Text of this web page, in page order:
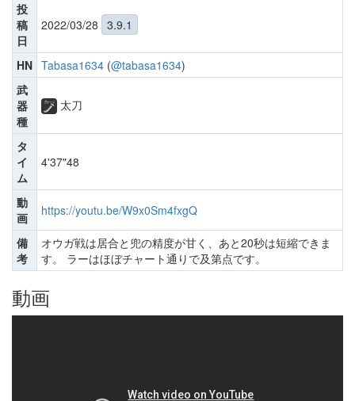
投
稿
日
2022/03/28 3.9.1
HN Tabasa1634 (@tabasa1634)
武
器
種
太刀
タ
イ
ム
4'37"48
動
画
https://youtu.be/W9x0Sm4fxgQ
備
考
オウガ戦は居合と兜の精度が甘く、あと20秒は短縮できま
す。 ラーはほぼチャート通りで及第点です。
動画